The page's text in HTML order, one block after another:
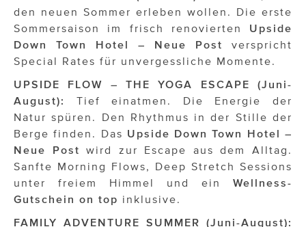
den neuen Sommer erleben wollen. Die erste
Sommersaison im frisch renovierten Upside
Down Town Hotel – Neue Post
verspricht
Special Rates für unvergessliche Momente.
UPSIDE FLOW – THE YOGA ESCAPE (Juni-
August):
Tief einatmen. Die Energie der
Natur spüren. Den Rhythmus in der Stille der
Berge finden. Das Upside Down Town Hotel –
Neue Post wird zur Escape aus dem Alltag.
Sanfte Morning Flows, Deep Stretch Sessions
unter freiem Himmel und ein Wellness-
Gutschein on top inklusive.
FAMILY ADVENTURE SUMMER (Juni-August):